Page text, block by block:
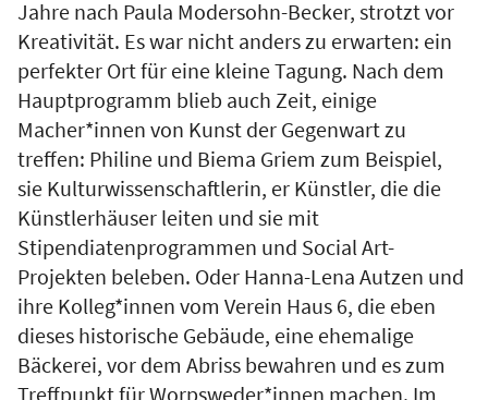
Jahre nach Paula Modersohn-Becker, strotzt vor
Kreativität. Es war nicht anders zu erwarten: ein
perfekter Ort für eine kleine Tagung. Nach dem
Hauptprogramm blieb auch Zeit, einige
Macher*innen von Kunst der Gegenwart zu
treffen: Philine und Biema Griem zum Beispiel,
sie Kulturwissenschaftlerin, er Künstler, die die
Künstlerhäuser leiten und sie mit
Stipendiatenprogrammen und Social Art-
Projekten beleben. Oder Hanna-Lena Autzen und
ihre Kolleg*innen vom Verein Haus 6, die eben
dieses historische Gebäude, eine ehemalige
Bäckerei, vor dem Abriss bewahren und es zum
Treffpunkt für Worpsweder*innen machen. Im